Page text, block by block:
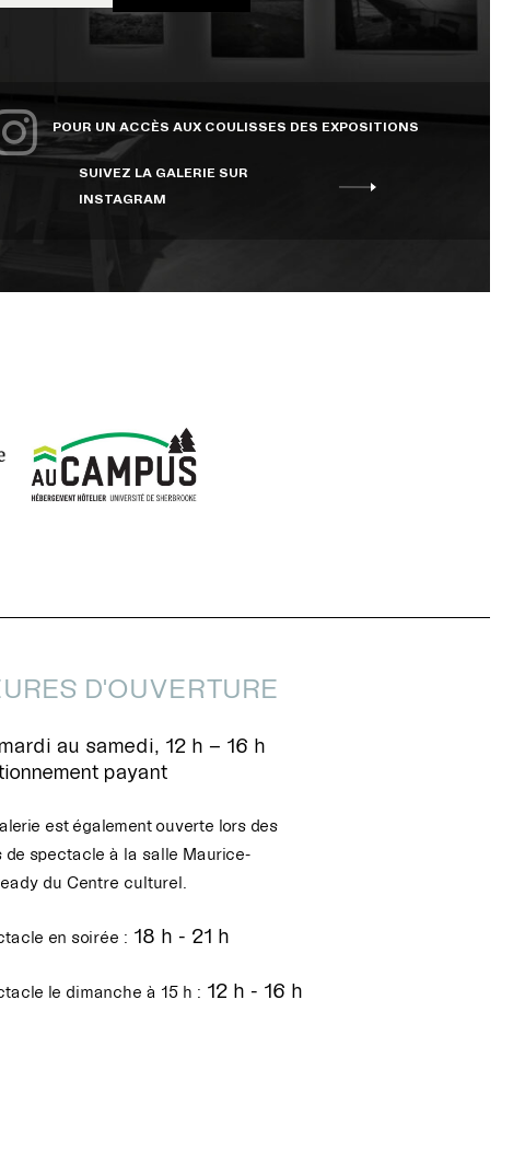
POUR UN ACCÈS AUX COULISSES DES EXPOSITIONS
SUIVEZ LA GALERIE SUR
INSTAGRAM
D'OUVERTURE
au samedi, 12 h – 16 h
payant
est également ouverte lors des
de spectacle à la salle Maurice-
du Centre culturel.
en soirée : 18 h - 21 h
le dimanche à 15 h : 12 h - 16 h